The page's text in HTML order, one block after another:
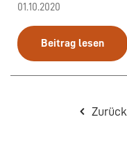
01.10.2020
Beitrag lesen
Zurück